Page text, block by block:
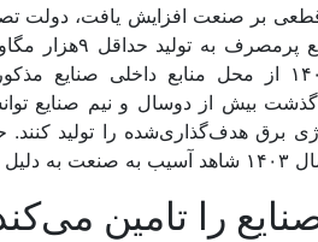
سال ۱۴۰۰ که آسیب‌‌‌ قطعی بر صنعت افزایش
مهم‌ترین آنها می‌‌‌توان
نیروگاه تجدیدپذیر و پاک تا پایان سال ۱۴۰۴ از محل
حدود ۱۵.۱‌درصد از انرژی برق هدف‌‌‌گذاری‌شده را
بود؟
را تامین